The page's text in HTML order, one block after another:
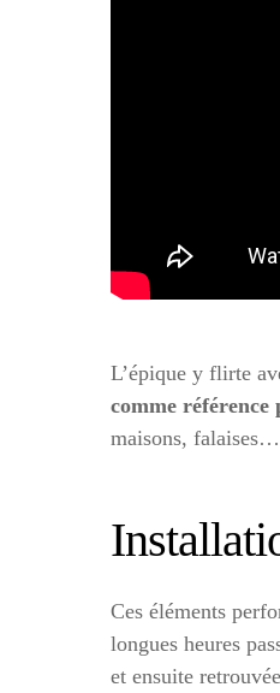
L’épique y flirte
comme
maisons,
Ces éléments
longues heures
et ensuite